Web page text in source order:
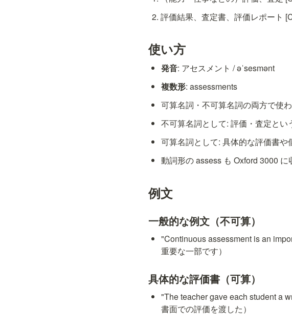
評価結果、査定書、評価レポート
使い方
発音: アセスメント / əˈsesmənt
複数形: assessments
可算名詞・不可算名詞の両方で使わ
不可算名詞として: 評価・査定とい
可算名詞として: 具体的な評価書や
動詞形の assess も Oxford 3000 に
例文
一般的な例文（不可算）
"Continuous assessment is an
重要な一部です）
具体的な評価書（可算）
"The teacher gave each student a
書面での評価を渡した）